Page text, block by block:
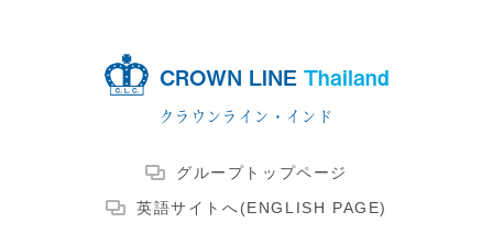
CROWN LINE Thailand
クラウンライン・インド
グループトップページ
英語サイトへ(ENGLISH PAGE)